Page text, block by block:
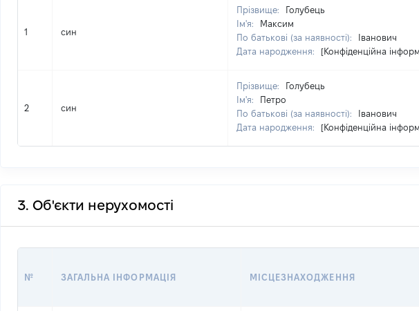
1 син
Прізвище:
Голубець
Ім'я:
Максим
По батькові (за наявності):
Іванович
Дата народження:
[Конфіденційна
2 син
Прізвище:
Голубець
Ім'я:
Петро
По батькові (за наявності):
Іванович
Дата народження:
[Конфіденційна
3. Об'єкти нерухомості
№ ЗАГАЛЬНА ІНФОРМАЦІЯ МІСЦЕЗНАХОДЖЕННЯ